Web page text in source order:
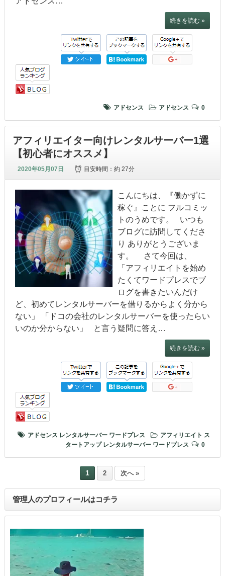
続きを読む »
アドセンス アドセンス 0
アフィリエイター向けレンタルサーバー1選
【初心者にオススメ】
2020年05月07日 目安時間：約 27分
こんにちは、『働かずに
稼ぐ』ことに フルコミッ
トのうめです。 いつも
ブログに訪問してくださ
り ありがとうございま
す。 さて今回は、
「アフィリエイトを始め
たくてワードプレスでブ
ログを書きたいんだけ
ど、初めてレンタルサーバーを借りるからよく分から
ない」 「ドコの会社のレンタルサーバーを使ったらい
いのか分からない」 と言う疑問に答え…
続きを読む »
アドセンス レンタルサーバー ワードプレス
アフィリエイト ス
タートアップ レンタルサーバー ワードプレス 0
1 2 次へ »
管理人のプロフィールはコチラ